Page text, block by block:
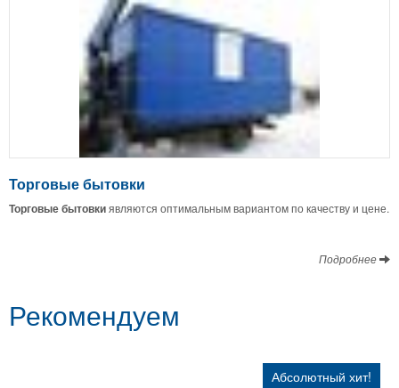
Торговые бытовки
Торговые бытовкиявляются оптимальным вариантом по качеству и цене.
Подробнее
Рекомендуем
Абсолютный хит!